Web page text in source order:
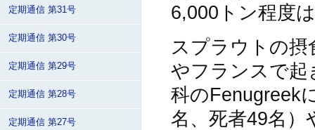
6,000トン程度
スプラウトの
やフランスで起
科のFenugreek
名、死者49名
定期通信 第31号
定期通信 第30号
定期通信 第29号
定期通信 第28号
定期通信 第27号